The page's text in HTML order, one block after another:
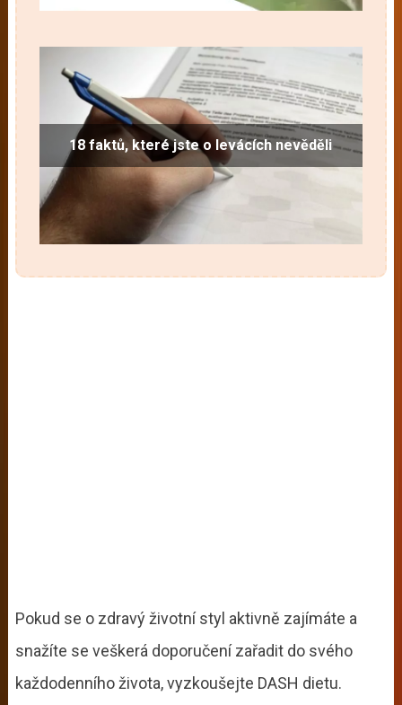
18 faktů, které jste o levácích nevěděli
Pokud se o zdravý životní styl aktivně zajímáte a
snažíte se veškerá doporučení zařadit do svého
každodenního života, vyzkoušejte DASH dietu.